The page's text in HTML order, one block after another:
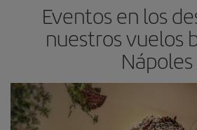
Eventos en los
nuestros vuelos
Nápoles